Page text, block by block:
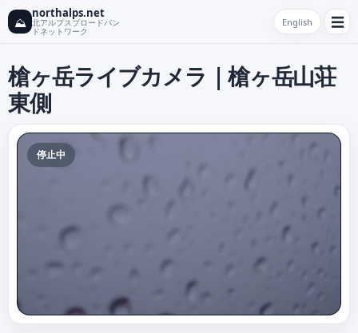
⛰
northalps.net
北アルプスブロードバン
ドネットワーク
English ☰
槍ヶ岳ライブカメラ｜槍ヶ岳山荘
東側
停止中